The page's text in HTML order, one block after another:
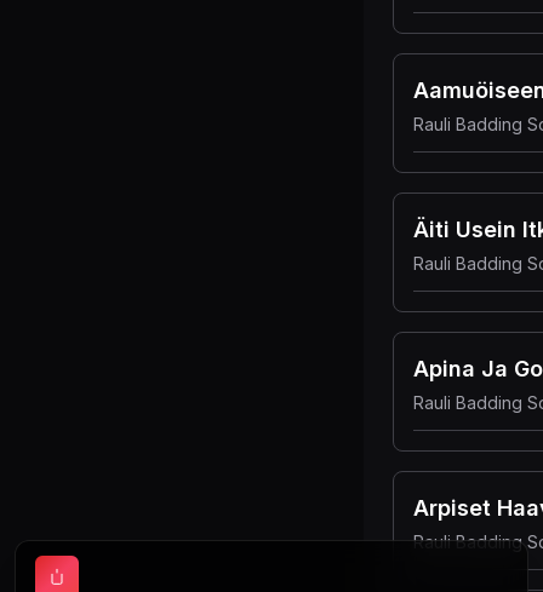
Rauli Badding
Äiti Usein
Rauli Badding
Apina Ja
Rauli Badding
Arpiset
Rauli Badding